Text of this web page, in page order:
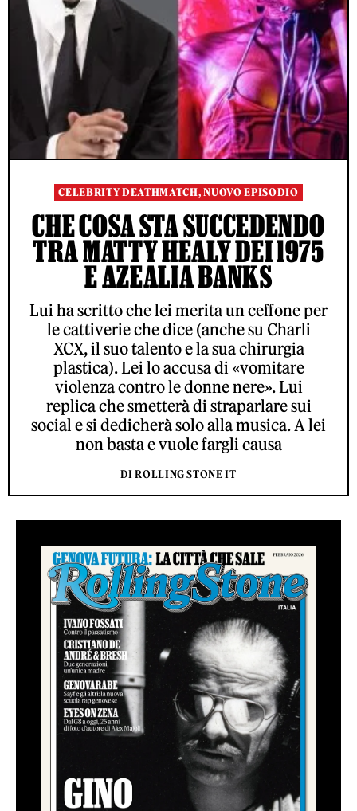
CELEBRITY DEATHMATCH, NUOVO EPISODIO
CHE COSA STA SUCCEDENDO
TRA MATTY HEALY DEI 1975
E AZEALIA BANKS
Lui ha scritto che lei merita un ceffone per
le cattiverie che dice (anche su Charli
XCX, il suo talento e la sua chirurgia
plastica). Lei lo accusa di «vomitare
violenza contro le donne nere». Lui
replica che smetterà di straparlare sui
social e si dedicherà solo alla musica. A lei
non basta e vuole fargli causa
DI ROLLING STONE IT